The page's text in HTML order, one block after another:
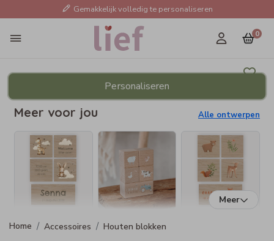
Gemakkelijk volledig te personaliseren
0
Personaliseren
Meer voor jou Alle ontwerpen
Meer
Accessoires Houten blokken